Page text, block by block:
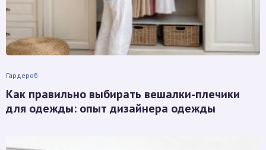
Гардероб
Как правильно выбирать вешалки-плечики
для одежды: опыт дизайнера одежды